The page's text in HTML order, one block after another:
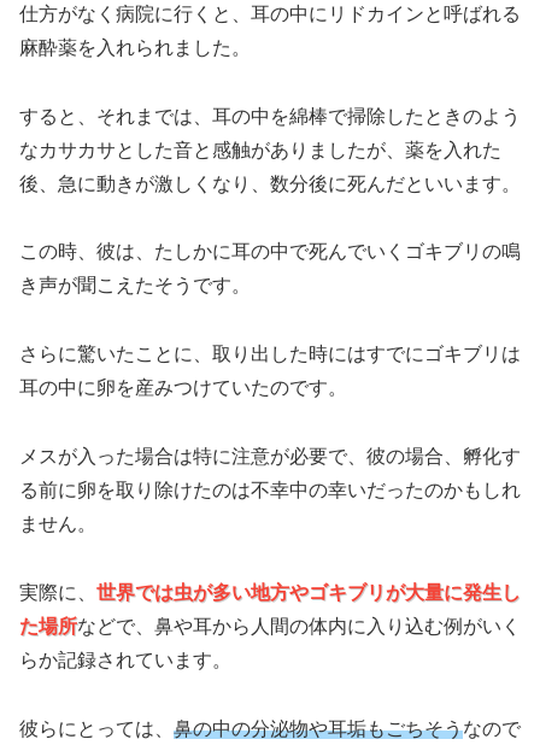
仕方がなく病院に行くと、耳の中にリドカインと呼ばれる
麻酔薬を入れられました。
すると、それまでは、耳の中を綿棒で掃除したときのよう
なカサカサとした音と感触がありましたが、薬を入れた
後、急に動きが激しくなり、数分後に死んだといいます。
この時、彼は、たしかに耳の中で死んでいくゴキブリの鳴
き声が聞こえたそうです。
さらに驚いたことに、取り出した時にはすでにゴキブリは
耳の中に卵を産みつけていたのです。
メスが入った場合は特に注意が必要で、彼の場合、孵化す
る前に卵を取り除けたのは不幸中の幸いだったのかもしれ
ません。
実際に、 世界では虫が多い地方やゴキブリが大量に発生し
た場所などで、鼻や耳から人間の体内に入り込む例がいく
らか記録されています。
彼らにとっては、 鼻の中の分泌物や耳垢もごちそうなので